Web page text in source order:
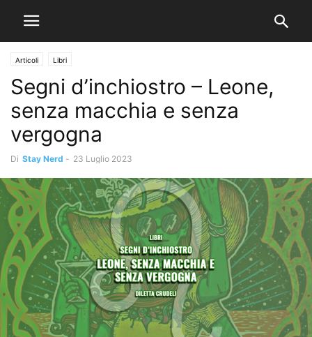
Articoli Libri
Segni d’inchiostro – Leone,
senza macchia e senza
vergogna
Di Stay Nerd - 23 Luglio 2023